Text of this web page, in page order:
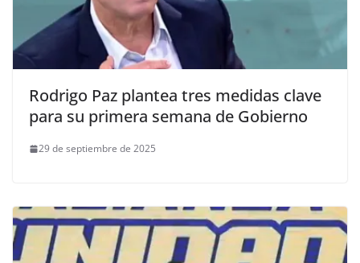
Rodrigo Paz plantea tres medidas clave
para su primera semana de Gobierno
29 de septiembre de 2025